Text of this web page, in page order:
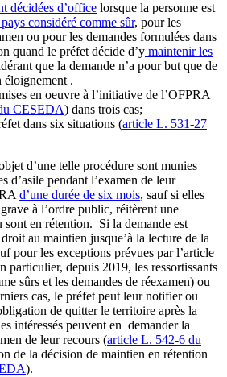
décidées d’office lorsque la personne est
considéré comme sûr, pour les
ou pour les demandes formulées dans
quand le préfet décide d’y maintenir les
que la demande n’a pour but que de
éloignement .
en oeuvre à l’initiative de l’OFPRA
CESEDA) dans trois cas;
dans six situations (article L. 531-27
d’une telle procédure sont munies
d’asile pendant l’examen de leur
d’une durée de six mois, sauf si elles
à l’ordre public, réitèrent une
sont en rétention. Si la demande est
au maintien jusque’à la lecture de la
pour les exceptions prévues par l’article
particulier, depuis 2019, les ressortissants
sûrs et les demandes de réexamen) ou
cas, le préfet peut leur notifier ou
de quitter le territoire après la
intéressés peuvent en demander la
de leur recours (article L. 542-6 du
de la décision de maintien en rétention
).